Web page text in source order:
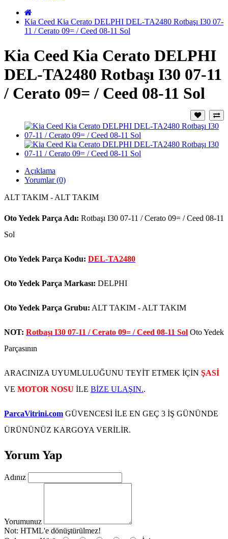
Kia Ceed Kia Cerato DELPHI DEL-TA2480 Rotbaşı I30 07-
11 / Cerato 09= / Ceed 08-11 Sol
Kia Ceed Kia Cerato DELPHI
DEL-TA2480 Rotbaşı I30 07-11
/ Cerato 09= / Ceed 08-11 Sol
Açıklama
Yorumlar (0)
ALT TAKIM - ALT TAKIM
Oto Yedek Parça Adı: Rotbaşı I30 07-11 / Cerato 09= / Ceed 08-11
Sol
Oto Yedek Parça Kodu: DEL-TA2480
Oto Yedek Parça Markası: DELPHI
Oto Yedek Parça Grubu: ALT TAKIM - ALT TAKIM
NOT: Rotbaşı I30 07-11 / Cerato 09= / Ceed 08-11 Sol Oto Yedek
Parçasının
ARACINIZA UYUMLULUĞUNU TEYİT ETMEK İÇİN ŞASİ
VE MOTOR NOSU İLE BİZE ULAŞIN..
ParcaVitrini.com GÜVENCESİ İLE EN GEÇ 3 İŞ GÜNÜNDE
ÜRÜNÜNÜZ KARGOYA VERİLİR.
Yorum Yap
Adınız
Yorumunuz
Not: HTML'e dönüştürülmez!